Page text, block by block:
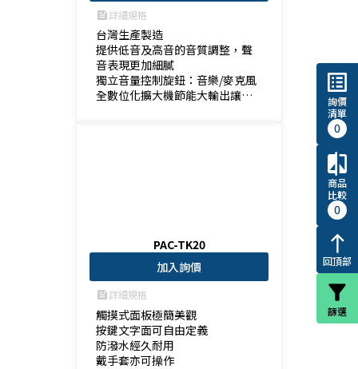
feed詳細規格
台灣生產製造
提供低音及高音的音質調整，聲
音表現更加細膩
獨立音量控制旋鈕：音樂/麥克風
全數位化擴大機節能大輸出讓聲
PAC-TK20
加入詢價
feed詳細規格
觸摸式面板極簡美觀
按鍵文字面可自由定義
防潑水經久耐用
戴手套亦可操作
list_alt
詢價
清單
0
compare
商品
比較
0
north
回頂部
filter_alt
篩選